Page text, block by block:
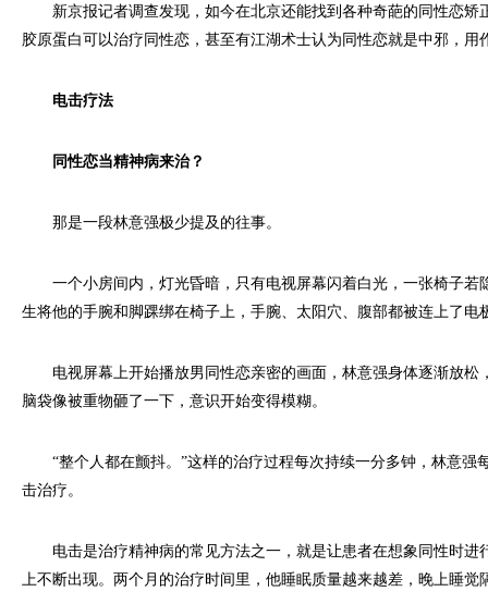
新京报记者调查发现，如今在北京还能找到各种奇葩的同性恋矫
胶原蛋白可以治疗同性恋，甚至有江湖术士认为同性恋就是中邪，用
电击疗法
同性恋当精神病来治？
那是一段林意强极少提及的往事。
一个小房间内，灯光昏暗，只有电视屏幕闪着白光，一张椅子若
生将他的手腕和脚踝绑在椅子上，手腕、太阳穴、腹部都被连上了电
电视屏幕上开始播放男同性恋亲密的画面，林意强身体逐渐放松
脑袋像被重物砸了一下，意识开始变得模糊。
“整个人都在颤抖。”这样的治疗过程每次持续一分多钟，林意强
击治疗。
电击是治疗精神病的常见方法之一，就是让患者在想象同性时进
上不断出现。两个月的治疗时间里，他睡眠质量越来越差，晚上睡觉